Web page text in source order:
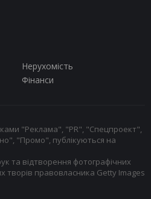
Нерухомість
Фінанси
"Реклама", "PR", "Спецпроект",
"Промо", публікуються на
та відтворення фотографічних
творів правовласника Getty Images